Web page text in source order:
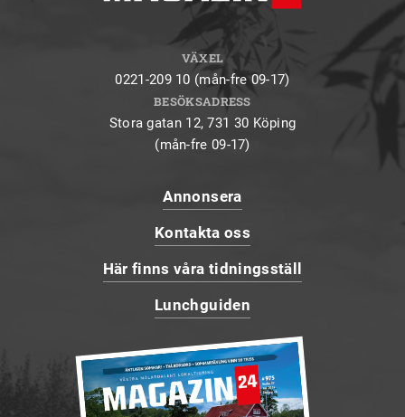
VÄXEL
0221-209 10 (mån-fre 09-17)
BESÖKSADRESS
Stora gatan 12, 731 30 Köping
(mån-fre 09-17)
Annonsera
Kontakta oss
Här finns våra tidningsställ
Lunchguiden